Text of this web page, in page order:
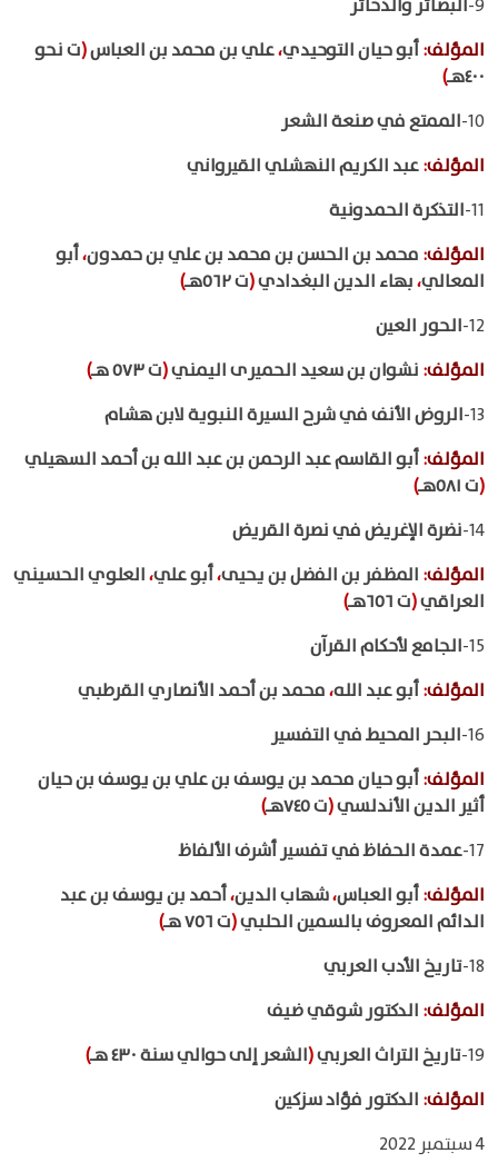
9- البصائر والذخائر
المؤلف:أبو حيان التوحيدي،علي بن محمد بن العباس(ت نحو
٤٠٠هـ
)
10- الممتع في صنعة الشعر
المؤلف:عبد الكريم النهشلي القيرواني
11- التذكرة الحمدونية
المؤلف: محمد بن الحسن بن محمد بن علي بن حمدون،أبو
المعالي،بهاء الدين البغدادي(ت ٥٦٢هـ
)
12- الحور العين
المؤلف: نشوان بن سعيد الحميرى اليمني(ت ٥٧٣ هـ
)
13- الروض الأنف في شرح السيرة النبوية لابن هشام
المؤلف:أبو القاسم عبد الرحمن بن عبد الله بن أحمد السهيلي
(ت ٥٨١هـ
)
14- نضرة الإغريض في نصرة القريض
المؤلف: المظفر بن الفضل بن يحيى،أبو علي،العلوي الحسيني
العراقي(ت ٦٥٦هـ
)
15- الجامع لأحكام القرآن
المؤلف:أبو عبد الله،محمد بن أحمد الأنصاري القرطبي
16- البحر المحيط في التفسير
المؤلف:أبو حيان محمد بن يوسف بن علي بن يوسف بن حيان
أثير الدين الأندلسي(ت ٧٤٥هـ
)
17- عمدة الحفاظ في تفسير أشرف الألفاظ
المؤلف:أبو العباس،شهاب الدين،أحمد بن يوسف بن عبد
الدائم المعروف بالسمين الحلبي(ت ٧٥٦ هـ
)
18- تاريخ الأدب العربي
المؤلف: الدكتور شوقي ضيف
19- تاريخ التراث العربي(الشعر إلى حوالي سنة ٤٣٠ هـ
)
المؤلف: الدكتور فؤاد سزكين
4 سبتمبر 2022